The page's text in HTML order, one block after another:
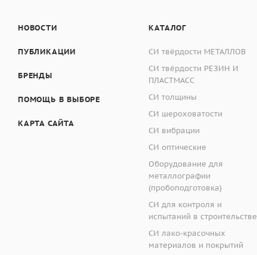
НОВОСТИ
ПУБЛИКАЦИИ
БРЕНДЫ
ПОМОЩЬ В ВЫБОРЕ
КАРТА САЙТА
КАТАЛОГ
СИ твёрдости МЕТАЛЛОВ
СИ твёрдости РЕЗИН И
ПЛАСТМАСС
СИ толщины
СИ шероховатости
СИ вибрации
СИ оптические
Оборудование для
металлографии
(пробоподготовка)
СИ для контроля и
испытаний в строительстве
СИ лако-красочных
материалов и покрытий